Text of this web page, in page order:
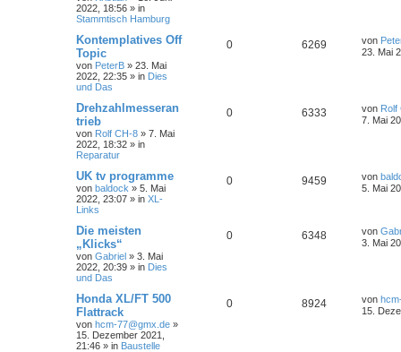
2022, 18:56 » in
Stammtisch Hamburg
Kontemplatives Off
Topic
von PeterB » 23. Mai
2022, 22:35 » in Dies
und Das
0 6269 von
23. Mai
Drehzahlmesseran
trieb
von Rolf CH-8 » 7. Mai
2022, 18:32 » in
Reparatur
0 6333 von Rolf
7. Mai
UK tv programme
von baldock » 5. Mai
2022, 23:07 » in XL-
Links
0 9459 von
5. Mai
Die meisten
„Klicks“
von Gabriel » 3. Mai
2022, 20:39 » in Dies
und Das
0 6348 von
3. Mai
Honda XL/FT 500
Flattrack
von hcm-77@gmx.de »
15. Dezember 2021,
21:46 » in Baustelle
0 8924 von
15.